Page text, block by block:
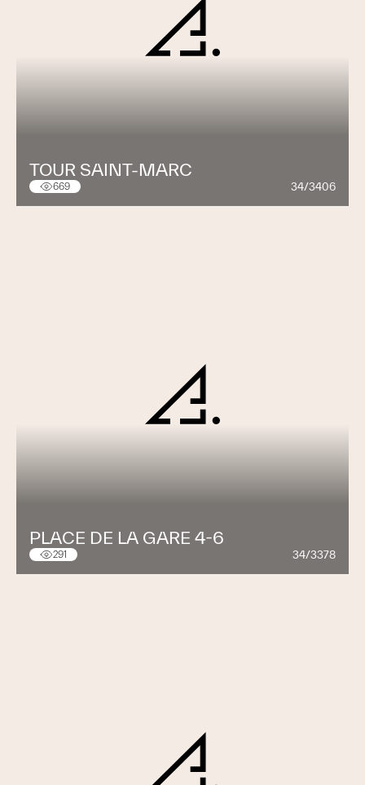
TOUR SAINT-MARC
669 34/3406
PLACE DE LA GARE 4-6
291 34/3378